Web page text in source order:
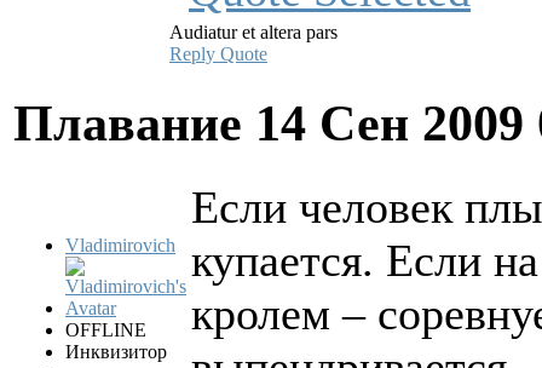
Audiatur et altera pars
Reply Quote
Плавание 14 Сен
Vladimirovich
OFFLINE
Инквизитор
Если человек
купается. Если
кролем –